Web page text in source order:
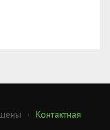
· Контактная